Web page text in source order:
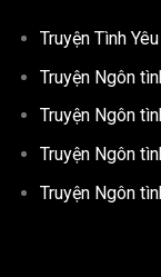
Truyện Tình Yêu
Truyện Ngôn
Truyện Ngôn
Truyện Ngôn
Truyện Ngôn